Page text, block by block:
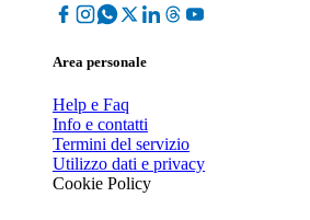
Area personale
Help e Faq
Info e contatti
Termini del servizio
Utilizzo dati e privacy
Cookie Policy